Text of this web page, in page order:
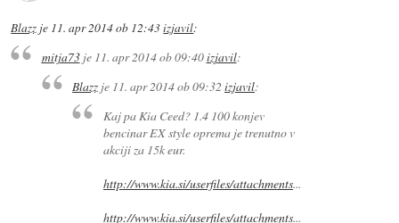
Blazz je 11. apr 2014 ob 12:43izjavil:
mitja73je 11. apr 2014 ob 09:40izjavil:
Blazz je 11. apr 2014 ob 09:32izjavil:
Kaj pa Kia Ceed? 1.4 100 konjev
bencinar EX style oprema je trenutno v
akciji za 15k eur.
http://www.kia.si/userfiles/attachments...
http://www.kia.si/userfiles/attachments...